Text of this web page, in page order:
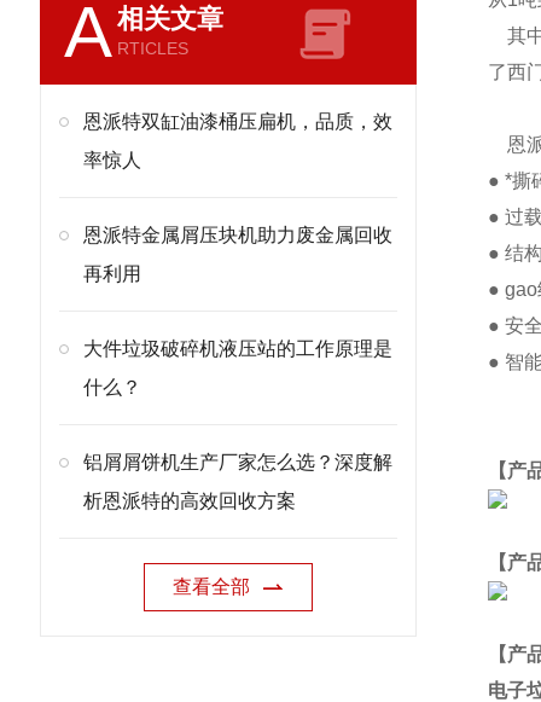
A相关文章
RTICLES
恩派特双缸油漆桶压扁机，品质，效
率惊人
恩派特金属屑压块机助力废金属回收
再利用
大件垃圾破碎机液压站的工作原理是
什么？
铝屑屑饼机生产厂家怎么选？深度解
析恩派特的高效回收方案
查看全部
其
了西
恩
● *撕
● 过
● 结
●
● 安
● 智
【产
【产
【产
电子